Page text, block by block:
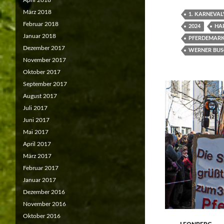
1.
2024
WERNER
März 2018
Februar 2018
Januar 2018
Dezember 2017
November 2017
Oktober 2017
September 2017
August 2017
Juli 2017
Juni 2017
Mai 2017
April 2017
März 2017
Februar 2017
Januar 2017
Dezember 2016
November 2016
Oktober 2016